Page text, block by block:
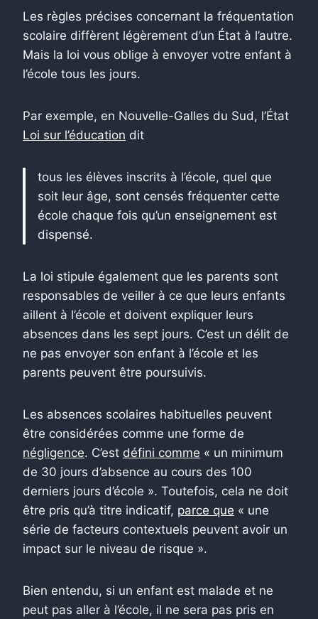
Les règles précises concernant la fréquentation
scolaire diffèrent légèrement d’un État à l’autre.
Mais la loi vous oblige à envoyer votre enfant à
l’école tous les jours.
Par exemple, en Nouvelle-Galles du Sud, l’État
Loi sur l’éducation dit
tous les élèves inscrits à l’école, quel que
soit leur âge, sont censés fréquenter cette
école chaque fois qu’un enseignement est
dispensé.
La loi stipule également que les parents sont
responsables de veiller à ce que leurs enfants
aillent à l’école et doivent expliquer leurs
absences dans les sept jours. C’est un délit de
ne pas envoyer son enfant à l’école et les
parents peuvent être poursuivis.
Les absences scolaires habituelles peuvent
être considérées comme une forme de
négligence. C’est défini comme « un minimum
de 30 jours d’absence au cours des 100
derniers jours d’école ». Toutefois, cela ne doit
être pris qu’à titre indicatif, parce que « une
série de facteurs contextuels peuvent avoir un
impact sur le niveau de risque ».
Bien entendu, si un enfant est malade et ne
peut pas aller à l’école, il ne sera pas pris en